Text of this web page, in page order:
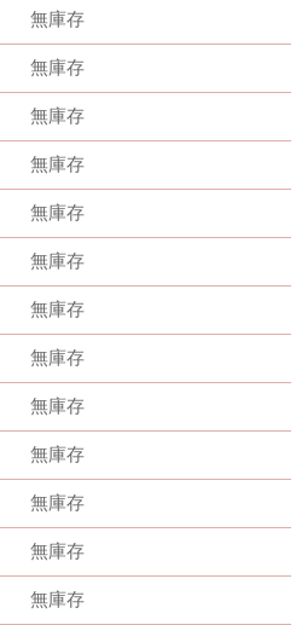
無庫存
無庫存
無庫存
無庫存
無庫存
無庫存
無庫存
無庫存
無庫存
無庫存
無庫存
無庫存
無庫存